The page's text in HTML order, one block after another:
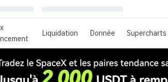
Liquidation Donnée Supercharts